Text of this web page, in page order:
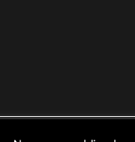
2026. Todos